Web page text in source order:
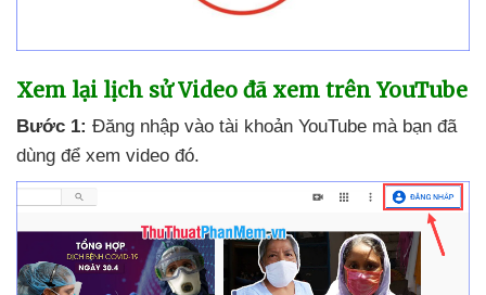
Xem lại lịch sử Video đã xem trên YouTube
Bước 1: Đăng nhập vào tài khoản YouTube mà bạn đã
dùng để xem video đó.